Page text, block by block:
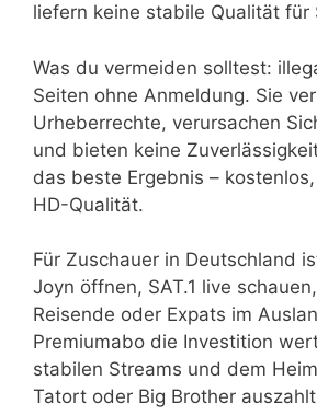
liefern keine stabile Qualität für
Was du vermeiden solltest:
Seiten ohne Anmeldung. Sie
Urheberrechte, verursachen
und bieten keine
das beste Ergebnis –
HD-Qualität.
Für Zuschauer in Deutschland
Joyn öffnen, SAT.1 live
Reisende oder Expats im
Premiumabo die Investition
stabilen Streams und dem
Tatort oder Big Brother